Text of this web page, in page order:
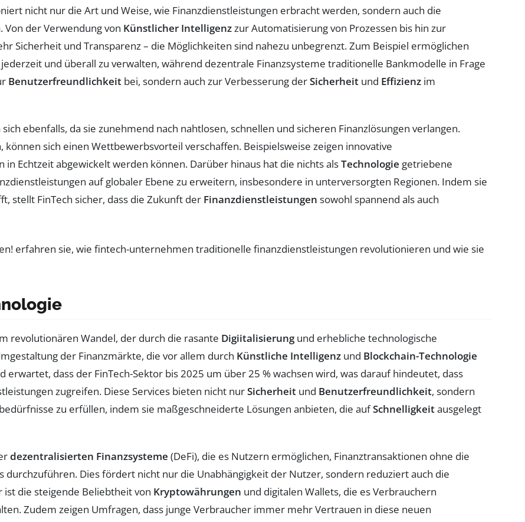
nicht nur die Art und Weise, wie Finanzdienstleistungen erbracht werden, sondern auch die
der Verwendung von Künstlicher Intelligenzzur Automatisierung von Prozessen bis hin zur
Sicherheit und Transparenz – die Möglichkeiten sind nahezu unbegrenzt. Zum Beispiel ermöglichen
und überall zu verwalten, während dezentrale Finanzsysteme traditionelle Bankmodelle in Frage
Benutzerfreundlichkeit bei, sondern auch zur Verbesserung derSicherheit und Effizienz im
ebenfalls, da sie zunehmend nach nahtlosen, schnellen und sicheren Finanzlösungen verlangen.
können sich einen Wettbewerbsvorteil verschaffen. Beispielsweise zeigen innovative
Echtzeit abgewickelt werden können. Darüber hinaus hat die nichts alsTechnologie getriebene
auf globaler Ebene zu erweitern, insbesondere in unterversorgten Regionen. Indem sie
stellt FinTech sicher, dass die Zukunft der Finanzdienstleistungen sowohl spannend als auch
revolutionären Wandel, der durch die rasante Digiitalisierungund erhebliche technologische
der Finanzmärkte, die vor allem durch Künstliche Intelligenz und Blockchain-Technologie
dass der FinTech-Sektor bis 2025 um über 25 % wachsen wird, was darauf hindeutet, dass
zugreifen. Diese Services bieten nicht nurSicherheit und Benutzerfreundlichkeit, sondern
zu erfüllen, indem sie maßgeschneiderte Lösungen anbieten, die aufSchnelligkeitausgelegt
dezentralisierten Finanzsysteme (DeFi), die es Nutzern ermöglichen, Finanztransaktionen ohne die
Dies fördert nicht nur die Unabhängigkeit der Nutzer, sondern reduziert auch die
ist die steigende Beliebtheit von Kryptowährungen und digitalen Wallets, die es Verbrauchern
Zudem zeigen Umfragen, dass junge Verbraucher immer mehr Vertrauen in diese neuen